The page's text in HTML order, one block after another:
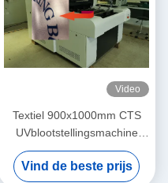
Video
Textiel 900x1000mm CTS
UVblootstellingsmachine
voor PCB
Vind de beste prijs